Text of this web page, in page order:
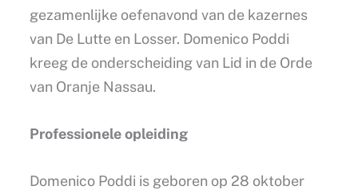
gezamenlijke oefenavond van de kazernes
van De Lutte en Losser. Domenico Poddi
kreeg de onderscheiding van Lid in de Orde
van Oranje Nassau.
Professionele opleiding
Domenico Poddi is geboren op 28 oktober